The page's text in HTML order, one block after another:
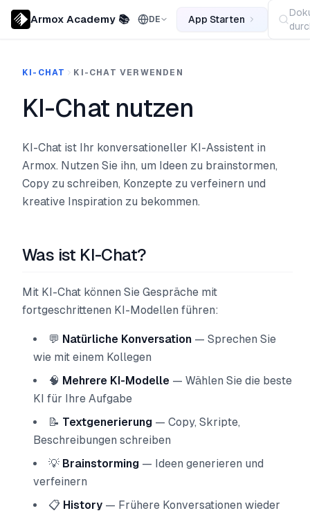
Armox Academy 📚 DE App Starten
KI-CHAT KI-CHAT VERWENDEN
KI-Chat nutzen
KI-Chat ist Ihr konversationeller KI-Assistent in
Armox. Nutzen Sie ihn, um Ideen zu brainstormen,
Copy zu schreiben, Konzepte zu verfeinern und
kreative Inspiration zu bekommen.
Was ist KI-Chat?
Mit KI-Chat können Sie Gespräche mit
fortgeschrittenen KI-Modellen führen:
💬 Natürliche Konversation — Sprechen Sie
wie mit einem Kollegen
🧠 Mehrere KI-Modelle — Wählen Sie die beste
KI für Ihre Aufgabe
📝 Textgenerierung — Copy, Skripte,
Beschreibungen schreiben
💡 Brainstorming — Ideen generieren und
verfeinern
📋 History — Frühere Konversationen wieder